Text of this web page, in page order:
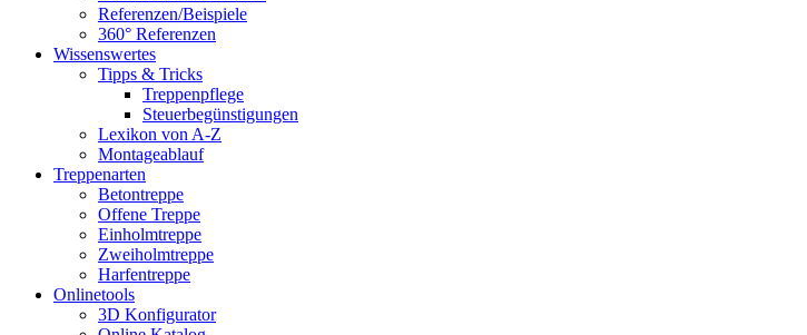
Referenzen/Beispiele
360° Referenzen
Wissenswertes
Tipps & Tricks
Treppenpflege
Steuerbegünstigungen
Lexikon von A-Z
Montageablauf
Treppenarten
Betontreppe
Offene Treppe
Einholmtreppe
Zweiholmtreppe
Harfentreppe
Onlinetools
3D Konfigurator